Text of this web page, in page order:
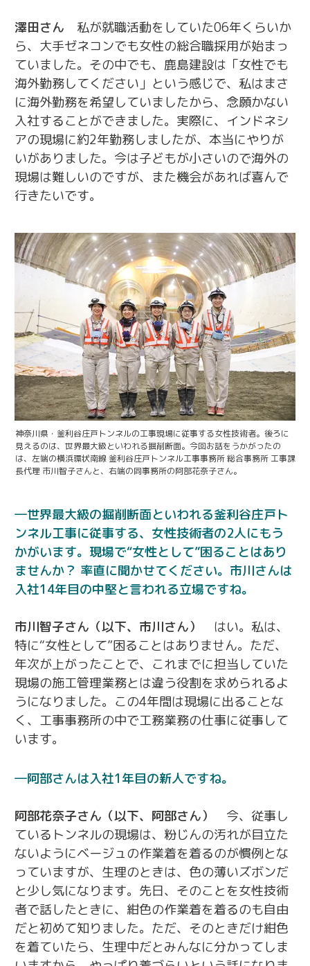
澤田さん
私が就職活動をしていた06年くらいか
ら、大手ゼネコンでも女性の総合職採用が始まっ
ていました。その中でも、鹿島建設は「女性でも
海外勤務してください」という感じで、私はまさ
に海外勤務を希望していましたから、念願かない
入社することができました。実際に、インドネシ
アの現場に約2年勤務しましたが、本当にやりが
いがありました。今は子どもが小さいので海外の
現場は難しいのですが、また機会があれば喜んで
行きたいです。
神奈川県・釜利谷庄戸トンネルの工事現場に従事する女性技術者。後ろに
見えるのは、世界最大級といわれる掘削断面。今回お話をうかがったの
は、左端の横浜環状南線 釜利谷庄戸トンネル工事事務所 総合事務所 工事課
長代理 市川智子さんと、右端の同事務所の阿部花奈子さん。
世界最大級の掘削断面といわれる釜利谷庄戸ト
ンネル工事に従事する、女性技術者の2人にもう
かがいます。現場で“女性として”困ることはあり
ませんか？ 率直に聞かせてください。市川さんは
入社14年目の中堅と言われる立場ですね。
市川智子さん（以下、市川さん）
はい。私は、
特に“女性として”困ることはありません。ただ、
年次が上がったことで、これまでに担当していた
現場の施工管理業務とは違う役割を求められるよ
うになりました。この4年間は現場に出ることな
く、工事事務所の中で工務業務の仕事に従事して
います。
阿部さんは入社1年目の新人ですね。
阿部花奈子さん（以下、阿部さん）
今、従事し
ているトンネルの現場は、粉じんの汚れが目立た
ないようにベージュの作業着を着るのが慣例とな
っていますが、生理のときは、色の薄いズボンだ
と少し気になります。先日、そのことを女性技術
者で話したときに、紺色の作業着を着るのも自由
だと初めて知りました。ただ、そのときだけ紺色
を着ていたら、生理中だとみんなに分かってしま